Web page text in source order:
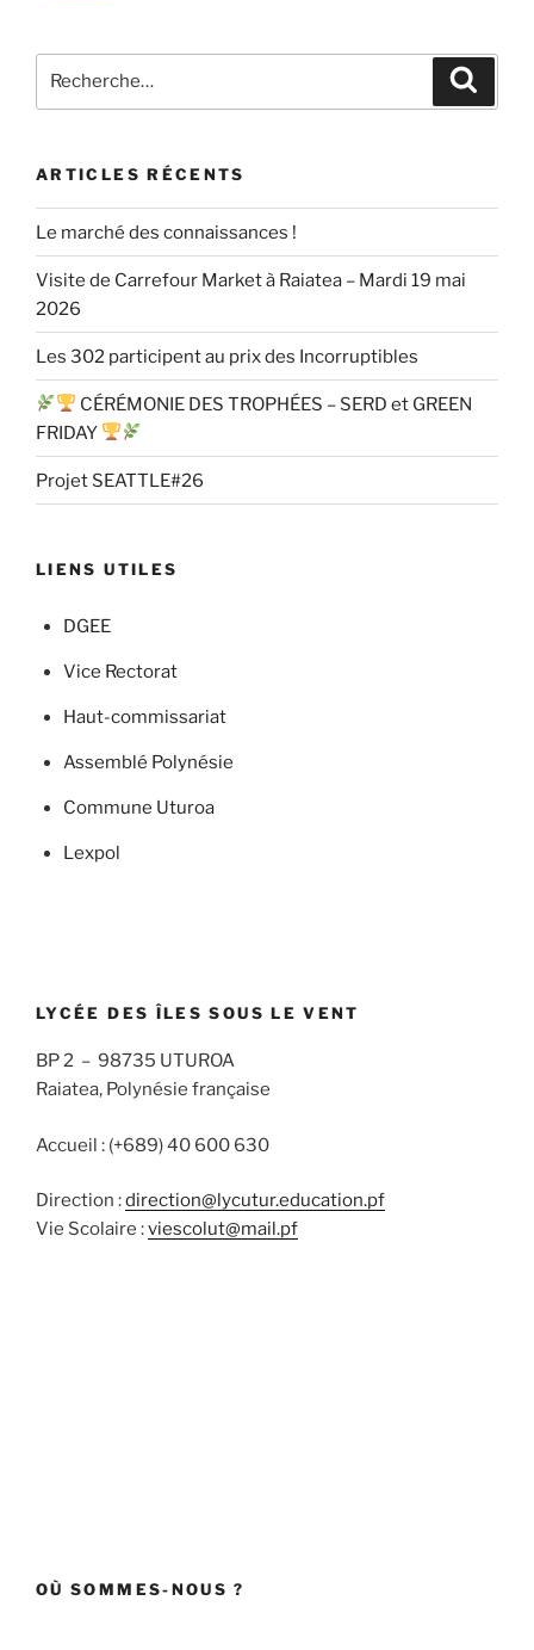
pour
ARTICLES RÉCENTS
Le marché des connaissances !
Visite de Carrefour Market à Raiatea – Mardi 19 mai
2026
Les 302 participent au prix des Incorruptibles
CÉRÉMONIE DES TROPHÉES – SERD et GREEN
FRIDAY
Projet SEATTLE#26
LIENS UTILES
DGEE
Vice Rectorat
Haut-commissariat
Assemblé Polynésie
Commune Uturoa
Lexpol
LYCÉE DES ÎLES SOUS LE VENT
BP 2 – 98735 UTUROA
Raiatea, Polynésie française
Accueil : (+689) 40 600 630
Direction :direction@lycutur.education.pf
Vie Scolaire :viescolut@mail.pf
OÙ SOMMES-NOUS ?